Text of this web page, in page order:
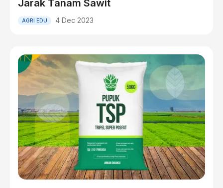
Jarak Tanam Sawit
AGRI EDU 4 Dec 2023